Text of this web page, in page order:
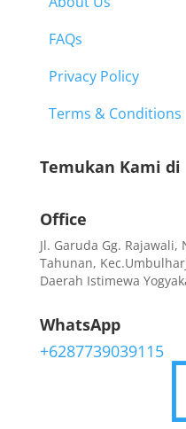
FAQs
Privacy Policy
Terms & Conditions
Temukan Kami di
Office
Jl. Garuda Gg.
Tahunan,
Daerah Istimewa
WhatsApp
+6287739039115